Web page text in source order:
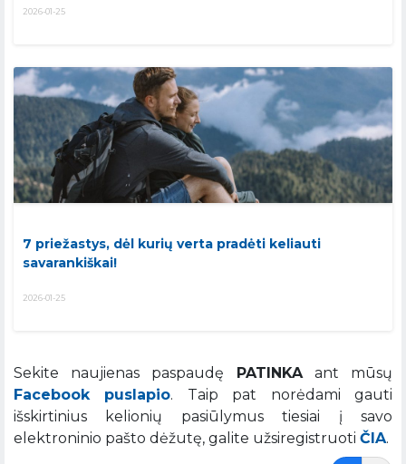
2026-01-25
7 priežastys, dėl kurių verta pradėti keliauti
savarankiškai!
2026-01-25
Sekite naujienas paspaudę PATINKAant mūsų
Facebook puslapio. Taip pat norėdami gauti
išskirtinius kelionių pasiūlymus tiesiai į savo
elektroninio pašto dėžutę, galite užsiregistruoti ČIA.